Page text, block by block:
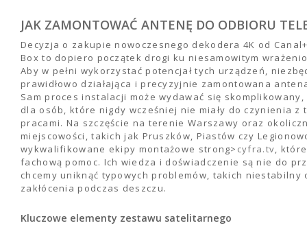
JAK ZAMONTOWAĆ ANTENĘ DO ODBIORU
Decyzja o zakupie nowoczesnego dekodera 4K od
Box to dopiero początek drogi ku niesamowitym
Aby w pełni wykorzystać potencjał tych urządzeń,
prawidłowo działająca i precyzyjnie zamontowana
Sam proces instalacji może wydawać się
dla osób, które nigdy wcześniej nie miały do czynienia z
pracami. Na szczęście na terenie Warszawy oraz
miejscowości, takich jak Pruszków, Piastów czy
wykwalifikowane ekipy montażowe strong> cyfra.tv,
fachową pomoc. Ich wiedza i doświadczenie są nie do
chcemy uniknąć typowych problemów, takich niestabilny
zakłócenia podczas deszczu.
Kluczowe elementy zestawu satelitarnego